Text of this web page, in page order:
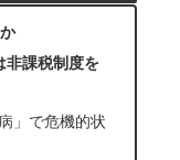
課税制度を
」で危機的状